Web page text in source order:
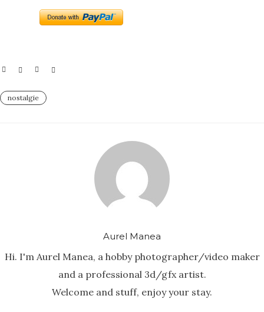
nostalgie
Aurel Manea
Hi. I'm Aurel Manea, a hobby photographer/video maker
and a professional 3d/gfx artist.
Welcome and stuff, enjoy your stay.